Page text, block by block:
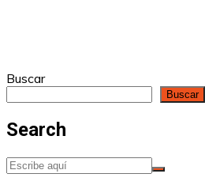
Buscar
Buscar
Search